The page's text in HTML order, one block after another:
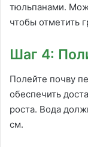
тюльпанами.
чтобы отметить
Шаг 4:
Полейте почву
обеспечить
роста. Вода
см.